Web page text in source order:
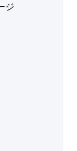
ジ